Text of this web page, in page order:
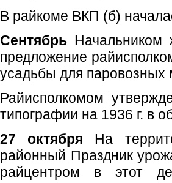
В райкоме ВКП (б)
Сентябрь Начальником
предложение
усадьбы для паровозных
Райисполкомом
типографии на 1936 г. в
27 октября На
районный Праздник
райцентром в этот